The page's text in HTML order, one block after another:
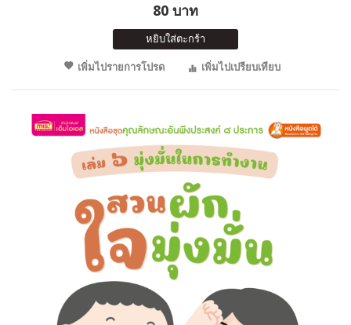
80 บาท
หยิบใส่ตะกร้า
เพิ่มไปรายการโปรด
เพิ่มไปเปรียบเทียบ